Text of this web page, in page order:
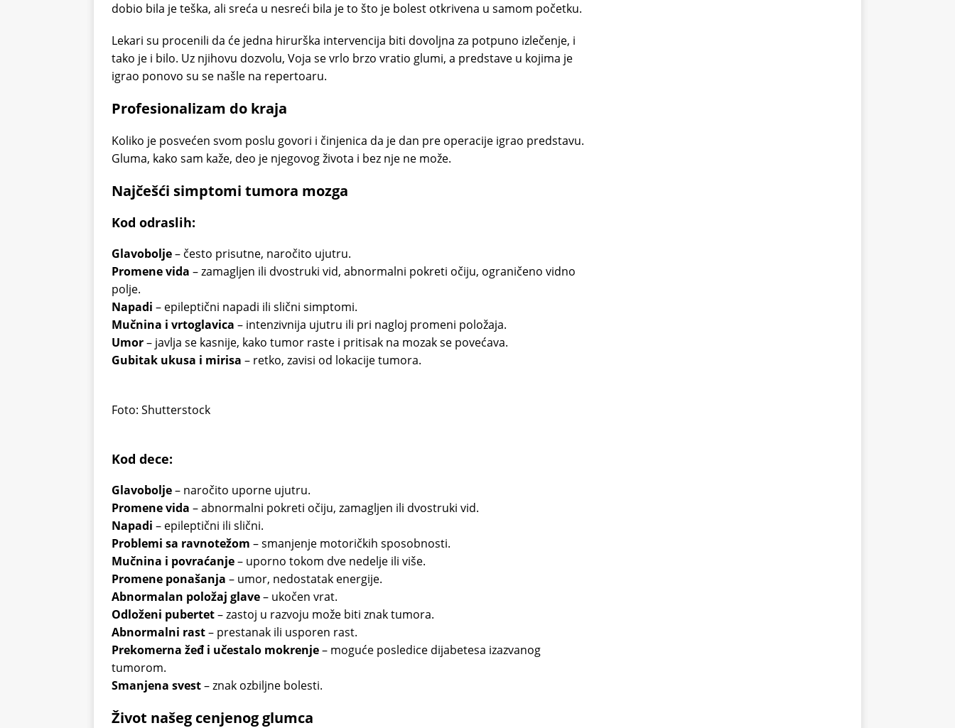
dobio bila je teška, ali sreća u nesreći bila je to što je bolest otkrivena u samom početku.
Lekari su procenili da će jedna hirurška intervencija biti dovoljna za potpuno izlečenje, i
tako je i bilo. Uz njihovu dozvolu, Voja se vrlo brzo vratio glumi, a predstave u kojima je
igrao ponovo su se našle na repertoaru.
Profesionalizam do kraja
Koliko je posvećen svom poslu govori i činjenica da je dan pre operacije igrao predstavu.
Gluma, kako sam kaže, deo je njegovog života i bez nje ne može.
Najčešći simptomi tumora mozga
Kod odraslih:
Glavobolje– često prisutne, naročito ujutru.
Promene vida – zamagljen ili dvostruki vid, abnormalni pokreti očiju, ograničeno vidno
polje.
Napadi – epileptični napadi ili slični simptomi.
Mučnina i vrtoglavica – intenzivnija ujutru ili pri nagloj promeni položaja.
Umor– javlja se kasnije, kako tumor raste i pritisak na mozak se povećava.
Gubitak ukusa i mirisa – retko, zavisi od lokacije tumora.
Foto: Shutterstock
Kod dece:
Glavobolje– naročito uporne ujutru.
Promene vida – abnormalni pokreti očiju, zamagljen ili dvostruki vid.
Napadi – epileptični ili slični.
Problemi sa ravnotežom – smanjenje motoričkih sposobnosti.
Mučnina i povraćanje– uporno tokom dve nedelje ili više.
Promene ponašanja – umor, nedostatak energije.
Abnormalan položaj glave– ukočen vrat.
Odloženi pubertet– zastoj u razvoju može biti znak tumora.
Abnormalni rast– prestanak ili usporen rast.
Prekomerna žeđ i učestalo mokrenje– moguće posledice dijabetesa izazvanog
tumorom.
Smanjena svest– znak ozbiljne bolesti.
Život našeg cenjenog glumca